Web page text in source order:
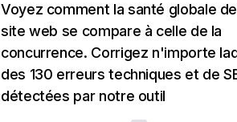
Voyez comment la santé globale
site web se compare à celle de la
concurrence. Corrigez n'importe
des 130 erreurs techniques et de
détectées par notre outil